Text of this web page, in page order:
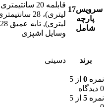
سرویس17
پارچه
شامل
وسایل اشپزی
برند دسینی
نمره 0 از 5
0 دیدگاه
نمره 5 از 5